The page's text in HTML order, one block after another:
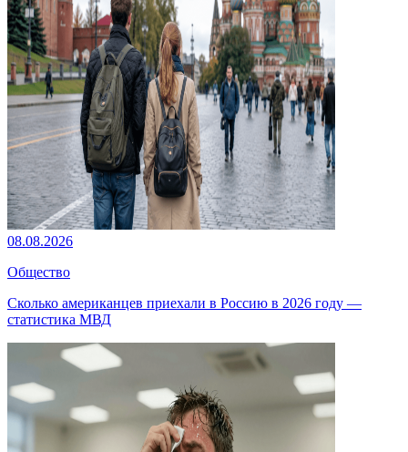
08.08.2026
Общество
Сколько американцев приехали в Россию в 2026 году —
статистика МВД